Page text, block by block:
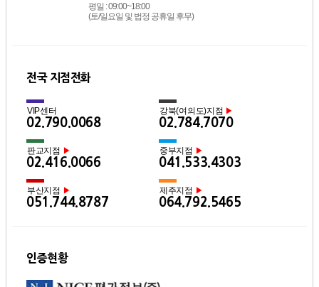
평일 : 09:00~18:00
(토/일요일 및 법정 공휴일 후무)
전국 지점전화
VIP센터
02.790.0068
강북(여의도)지점 ▶
02.784.7070
판교지점 ▶
02.416.0066
중부지점 ▶
041.533.4303
부산지점 ▶
051.744.8787
제주지점 ▶
064.792.5465
인증현황